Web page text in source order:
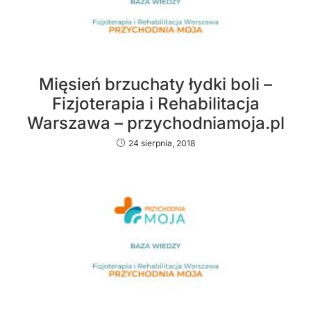
Mięsień brzuchaty łydki boli –
Fizjoterapia i Rehabilitacja
Warszawa – przychodniamoja.pl
24 sierpnia, 2018